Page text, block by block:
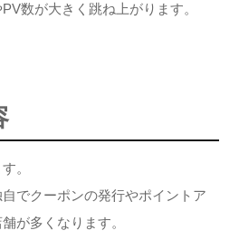
数が大きく跳ね上がります。
。
でクーポンの発行やポイントア
が多くなります。